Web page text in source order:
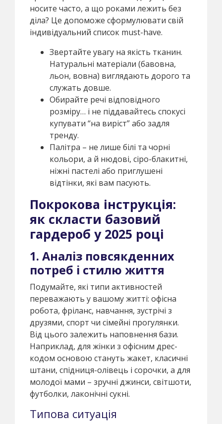
носите часто, а що роками лежить без
діла? Це допоможе сформулювати свій
індивідуальний список must-have.
Звертайте увагу на якість тканин.
Натуральні матеріали (бавовна,
льон, вовна) виглядають дорого та
служать довше.
Обирайте речі відповідного
розміру… і не піддавайтесь спокусі
купувати “на виріст” або задля
тренду.
Палітра – не лише білі та чорні
кольори, а й нюдові, сіро-блакитні,
ніжні пастелі або приглушені
відтінки, які вам пасують.
Покрокова інструкція:
як скласти базовий
гардероб у 2025 році
1. Аналіз повсякденних
потреб і стилю життя
Подумайте, які типи активностей
переважають у вашому житті: офісна
робота, фріланс, навчання, зустрічі з
друзями, спорт чи сімейні прогулянки.
Від цього залежить наповнення бази.
Наприклад, для жінки з офісним дрес-
кодом основою стануть жакет, класичні
штани, спідниця-олівець і сорочки, а для
молодої мами – зручні джинси, світшоти,
футболки, лаконічні сукні.
Типова ситуація